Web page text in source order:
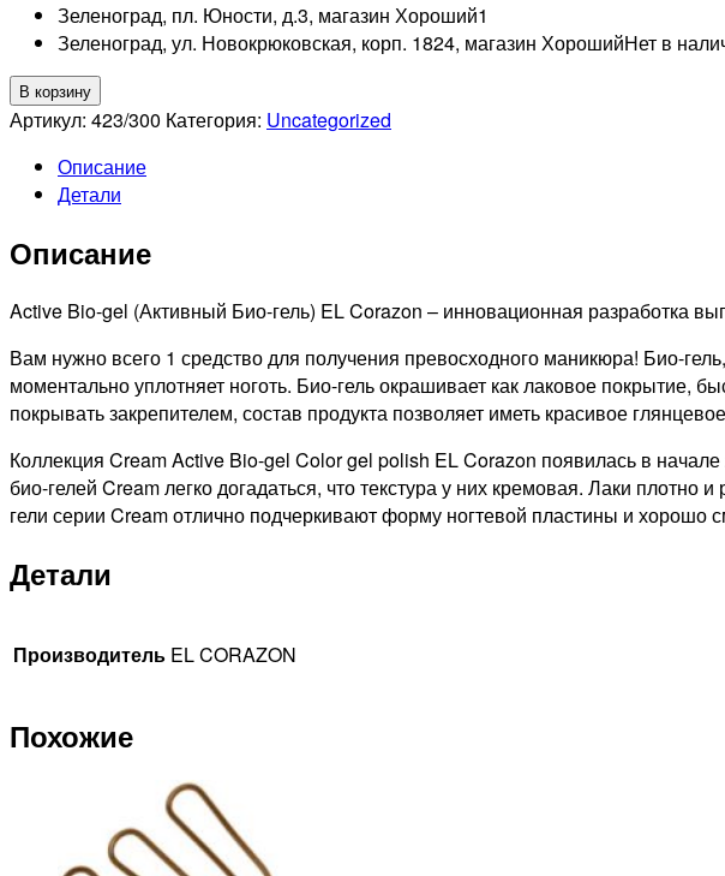
Зеленоград, пл. Юности, д.3, магазин Хороший1
Зеленоград, ул. Новокрюковская, корп. 1824, магазин ХорошийНет в
Количество
товара
CORAZON
423/300
Био-
Джинсовый,
В корзину
Артикул: 423/300 Категория: Uncategorized
Описание
Детали
Описание
Active Bio-gel (Активный Био-гель) EL Corazon – инновационная разработка
Вам нужно всего 1 средство для получения превосходного маникюра! Био-
моментально уплотняет ноготь. Био-гель окрашивает как лаковое покрытие,
покрывать закрепителем, состав продукта позволяет иметь красивое
Коллекция Cream Active Bio-gel Color gel polish EL Corazon появилась в
био-гелей Cream легко догадаться, что текстура у них кремовая. Лаки
гели серии Cream отлично подчеркивают форму ногтевой пластины и хорошо
Детали
Производитель EL CORAZON
Похожие